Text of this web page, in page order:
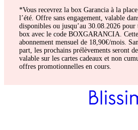
*Vous recevrez la box Garancia à la
l’été. Offre sans engagement, valable
disponibles ou jusqu’au 30.08.2026 pour
box avec le code BOXGARANCIA.
abonnement mensuel de 18,90€/mois.
part, les prochains prélèvements seront
valable sur les cartes cadeaux et non
offres promotionnelles en cours.